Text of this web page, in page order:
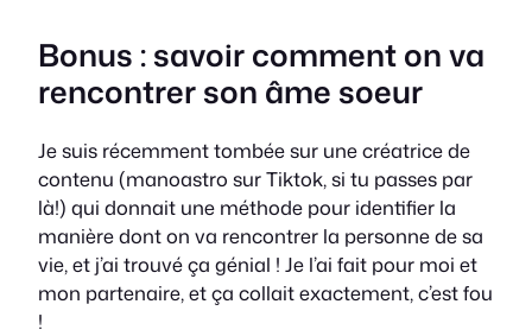
Bonus : savoir comment on va
rencontrer son âme soeur
Je suis récemment tombée sur une créatrice de
contenu (manoastro sur Tiktok, si tu passes par
là!) qui donnait une méthode pour identifier la
manière dont on va rencontrer la personne de sa
vie, et j’ai trouvé ça génial ! Je l’ai fait pour moi et
mon partenaire, et ça collait exactement, c’est fou
!